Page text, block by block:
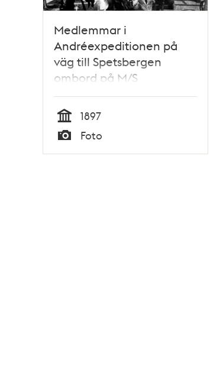
Medlemmar i
Andréexpeditionen på
väg till Spetsbergen
ombord på M/S
Svensksund
Tid
1897
Typ
Foto